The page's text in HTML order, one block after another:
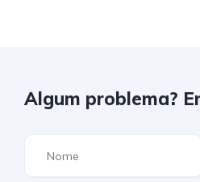
Algum problema?